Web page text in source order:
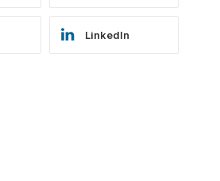
LinkedIn